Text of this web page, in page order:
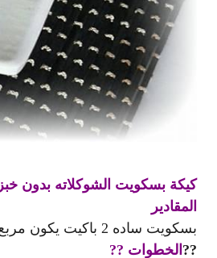
كيكة بسكويت الشوكلاته بدون خبز
المقادير
بسكويت ساده 2 باكيت يكون مربع الشكل / عسل/ كاكاو بودره /فسدق حلبي مبروش للتزين
?
? الخطوات ?
?